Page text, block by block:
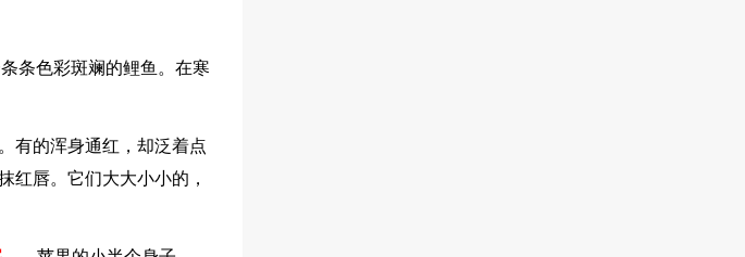
条色彩斑斓的鲤鱼。在寒
有的浑身通红，却泛着点
红唇。它们大大小小的，